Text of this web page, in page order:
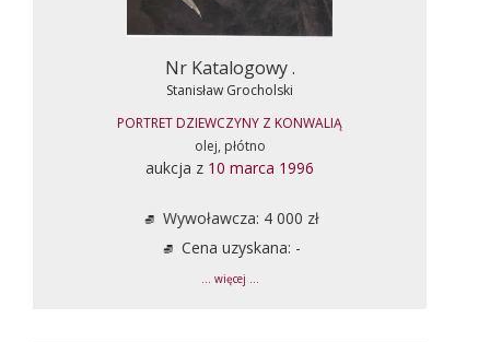
Nr Katalogowy .
Stanisław Grocholski
PORTRET DZIEWCZYNY Z KONWALIĄ
olej, płótno
aukcja z 10 marca 1996
Wywoławcza: 4 000 zł
Cena uzyskana: -
... więcej ...